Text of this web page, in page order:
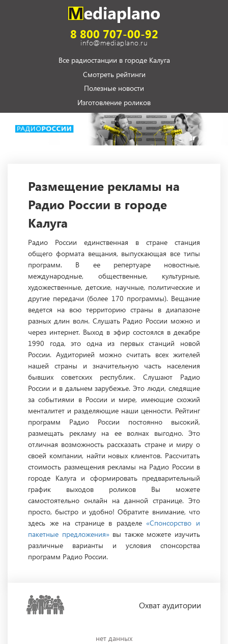
8 800 707-00-92
info@mediaplano.ru
Все радиостанции в городе Калуга
Смотреть рейтинги
Полезные новости
Изготовление роликов
Размещение рекламы на
Радио России в городе
Калуга
Радио России единственная в стране станция
общего формата вещания, выпускающая все типы
программ. В ее репертуаре новостные,
международные, общественные, культурные,
художественные, детские, научные, политические и
другие передачи (более 170 программы). Вещание
ведется на всю территорию страны в диапазоне
разных длин волн. Слушать Радио России можно и
через интернет. Выход в эфир состоялся в декабре
1990 года, это одна из первых станций новой
России. Аудиторией можно считать всех жителей
нашей страны и значительную часть населения
бывших советских республик. Слушают Радио
России и в дальнем зарубежье. Это люди, следящие
за событиями в России и мире, имеющие схожий
менталитет и разделяющие наши ценности. Рейтинг
программ Радио России постоянно высокий,
размещать рекламу на ее волнах выгодно. Это
отличная возможность рассказать стране и миру о
своей компании, найти новых клиентов. Рассчитать
стоимость размещения рекламы на Радио России в
городе Калуга и сформировать предварительный
график выходов роликов Вы можете
самостоятельно онлайн на данной странице. Это
просто, быстро и удобно! Обратите внимание, что
здесь же на странице в разделе«Спонсорство и
пакетные предложения»вы также можете изучить
различные варианты и условия спонсорства
программ Радио России.
Охватаудитории
нет данных